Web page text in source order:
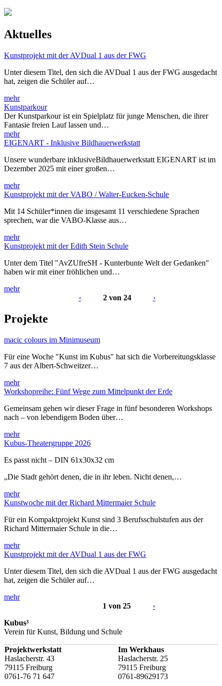
Aktuelles
Kunstprojekt mit der AVDual 1 aus der FWG
Unter diesem Titel, den sich die AVDual 1 aus der FWG ausgedacht
hat, zeigen die Schüler auf…
mehr
Kunstparkour
Der Kunstparkour ist ein Spielplatz für junge Menschen, die ihrer
Fantasie freien Lauf lassen und…
mehr
EIGENART - Inklusive Bildhauerwerkstatt
Unsere wunderbare inklusiveBildhauerwerkstatt EIGENART ist im
Dezember 2025 mit einer großen…
mehr
Kunstprojekt mit der VABO / Walter-Eucken-Schule
Mit 14 Schüler*innen die insgesamt 11 verschiedene Sprachen
sprechen, war die VABO-Klasse aus…
mehr
Kunstprojekt mit der Edith Stein Schule
Unter dem Titel "AvZUfreSH - Kunterbunte Welt der Gedanken"
haben wir mit einer fröhlichen und…
mehr
‹
2 von 24 ›
Projekte
macic colours im Minimuseum
Für eine Woche "Kunst im Kubus" hat sich die Vorbereitungsklasse
7 aus der Albert-Schweitzer…
mehr
Workshopreihe: Fünf Wege zum Mittelpunkt der Erde
Gemeinsam gehen wir dieser Frage in fünf besonderen Workshops
nach – von lebendigem Boden über…
mehr
Kubus-Theatergruppe 2026
Es passt nicht – DIN 61x30x32 cm
„Die Stadt gehört denen, die in ihr leben. Nicht denen,…
mehr
Kunstwoche mit der Richard Mittermaier Schule
Für ein Kompaktprojekt Kunst sind 3 Berufsschulstufen aus der
Richard Mittermaier Schule in die…
mehr
Kunstprojekt mit der AVDual 1 aus der FWG
Unter diesem Titel, den sich die AVDual 1 aus der FWG ausgedacht
hat, zeigen die Schüler auf…
mehr
1 von 25
›
Kubus³
Verein für Kunst, Bildung und Schule
Projektwerkstatt
Haslacherstr. 43
79115 Freiburg
0761-76 71 647
Im Werkhaus
Haslacherstr. 25
79115 Freiburg
0761-89629173